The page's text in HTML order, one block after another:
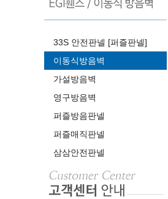
33S 안전판넬 [퍼즐판넬]
이동식방음벽
가설방음벽
영구방음벽
퍼즐방음판넬
퍼즐매직판넬
삼삼안전판넬